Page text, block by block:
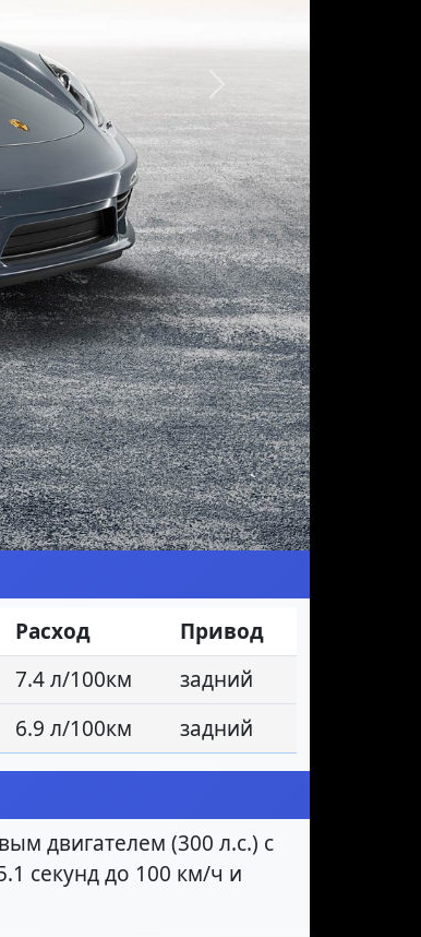
Следующая
Расход
Привод
7.4 л/100км
задний
6.9 л/100км задний
двигателем (300 л.с.) с
секунд до 100 км/ч и